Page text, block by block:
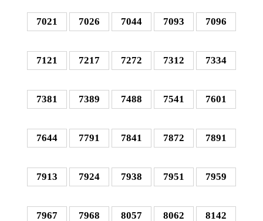
7021 7026 7044 7093 7096
7121 7217 7272 7312 7334
7381 7389 7488 7541 7601
7644 7791 7841 7872 7891
7913 7924 7938 7951 7959
7967 7968 8057 8062 8142